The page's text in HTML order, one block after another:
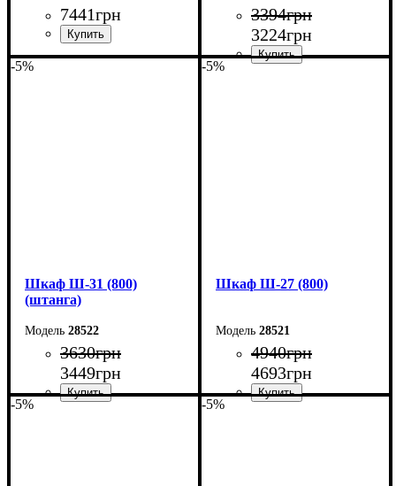
7441грн 3394грн
3224грн
-5%
Шкаф Ш-31 (800)
(штанга)
28522
3630грн
3449грн
-5%
Шкаф Ш-27 (800)
28521
4940грн
4693грн
-5% -5%